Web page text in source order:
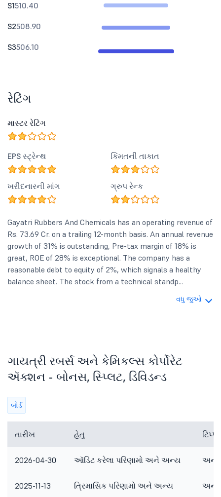
S1510.40
S2508.90
S3506.10
રેટિંગ
માસ્ટર રેટિંગ
EPS સ્ટ્રેન્થ કિંમતની તાકાત
ખરીદનારની માંગ ગ્રુપ રેન્ક
Gayatri Rubbers And Chemicals has an operating revenue of
Rs. 73.69 Cr. on a trailing 12-month basis. An annual revenue
growth of 31% is outstanding, Pre-tax margin of 18% is
great, ROE of 28% is exceptional. The company has a
reasonable debt to equity of 2%, which signals a healthy
balance sheet. The stock from a technical standp...
વધુ જુઓ
ગાયત્રી રબર્સ અને કેમિકલ્સ કોર્પોરેટ
ઍક્શન - બોનસ, સ્પ્લિટ, ડિવિડન્ડ
બોર્ડ
તારીખ હેતુ
2026-04-30 ઑડિટ કરેલા પરિણામો અને અન્ય અન્ય
2025-11-13 ત્રિમાસિક પરિણામો અને અન્ય અન્ય